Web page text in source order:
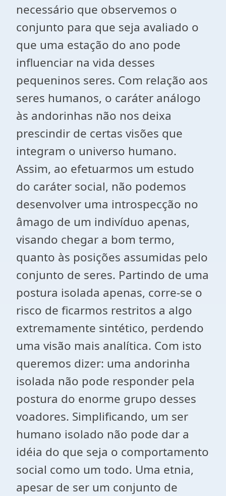
necessário que observemos o
conjunto para que seja avaliado o
que uma estação do ano pode
influenciar na vida desses
pequeninos seres. Com relação aos
seres humanos, o caráter análogo
às andorinhas não nos deixa
prescindir de certas visões que
integram o universo humano.
Assim, ao efetuarmos um estudo
do caráter social, não podemos
desenvolver uma introspecção no
âmago de um indivíduo apenas,
visando chegar a bom termo,
quanto às posições assumidas pelo
conjunto de seres. Partindo de uma
postura isolada apenas, corre-se o
risco de ficarmos restritos a algo
extremamente sintético, perdendo
uma visão mais analítica. Com isto
queremos dizer: uma andorinha
isolada não pode responder pela
postura do enorme grupo desses
voadores. Simplificando, um ser
humano isolado não pode dar a
idéia do que seja o comportamento
social como um todo. Uma etnia,
apesar de ser um conjunto de